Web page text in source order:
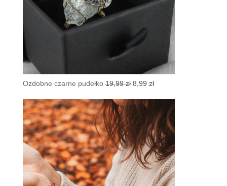
Ozdobne czarne pudełko 19,99zł Pierwotna
wynosiła:
19,99 zł.
8,99 złAktualna
wynosi:
8,99 zł.